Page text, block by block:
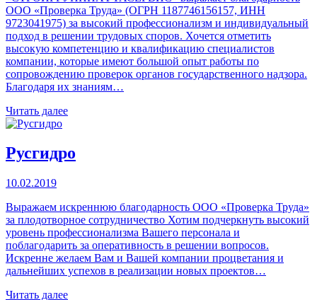
ООО «Проверка Труда» (ОГРН 1187746156157, ИНН
9723041975) за высокий профессионализм и индивидуальный
подход в решении трудовых споров. Хочется отметить
высокую компетенцию и квалификацию специалистов
компании, которые имеют большой опыт работы по
сопровождению проверок органов государственного надзора.
Благодаря их знаниям…
Читать далее
Русгидро
10.02.2019
Выражаем искреннюю благодарность ООО «Проверка Труда»
за плодотворное сотрудничество Хотим подчеркнуть высокий
уровень профессионализма Вашего персонала и
поблагодарить за оперативность в решении вопросов.
Искренне желаем Вам и Вашей компании процветания и
дальнейших успехов в реализации новых проектов…
Читать далее